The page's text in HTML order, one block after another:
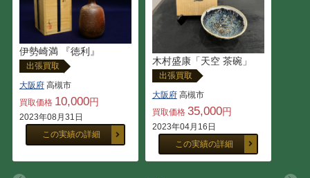
伊勢崎満 『徳利』
出張買取
大阪府高槻市
買取価格 10,000円
2023年08月31日
この実績の詳細
木村盛康「天空 茶碗」
出張買取
大阪府高槻市
買取価格 35,000円
2023年04月16日
この実績の詳細